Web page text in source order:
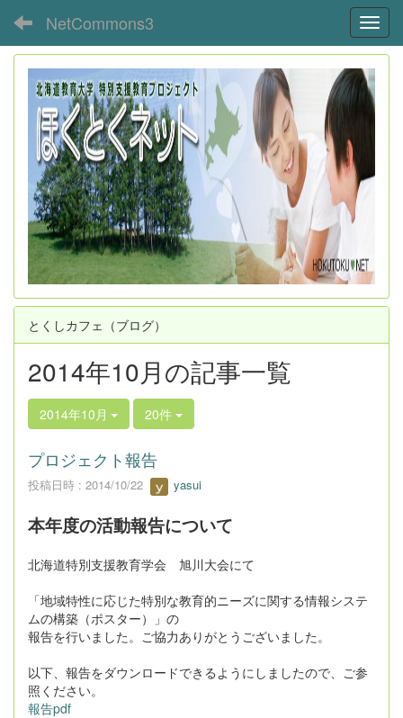
NetCommons3
とくしカフェ（ブログ）
2014年10月の記事一覧
2014年10月 20件
プロジェクト報告
投稿日時 : 2014/10/22 yasui
本年度の活動報告について
北海道特別支援教育学会 旭川大会にて
「地域特性に応じた特別な教育的ニーズに関する情報システ
ムの構築（ポスター）」の
報告を行いました。ご協力ありがとうございました。
以下、報告をダウンロードできるようにしましたので、ご参
照ください。
報告pdf